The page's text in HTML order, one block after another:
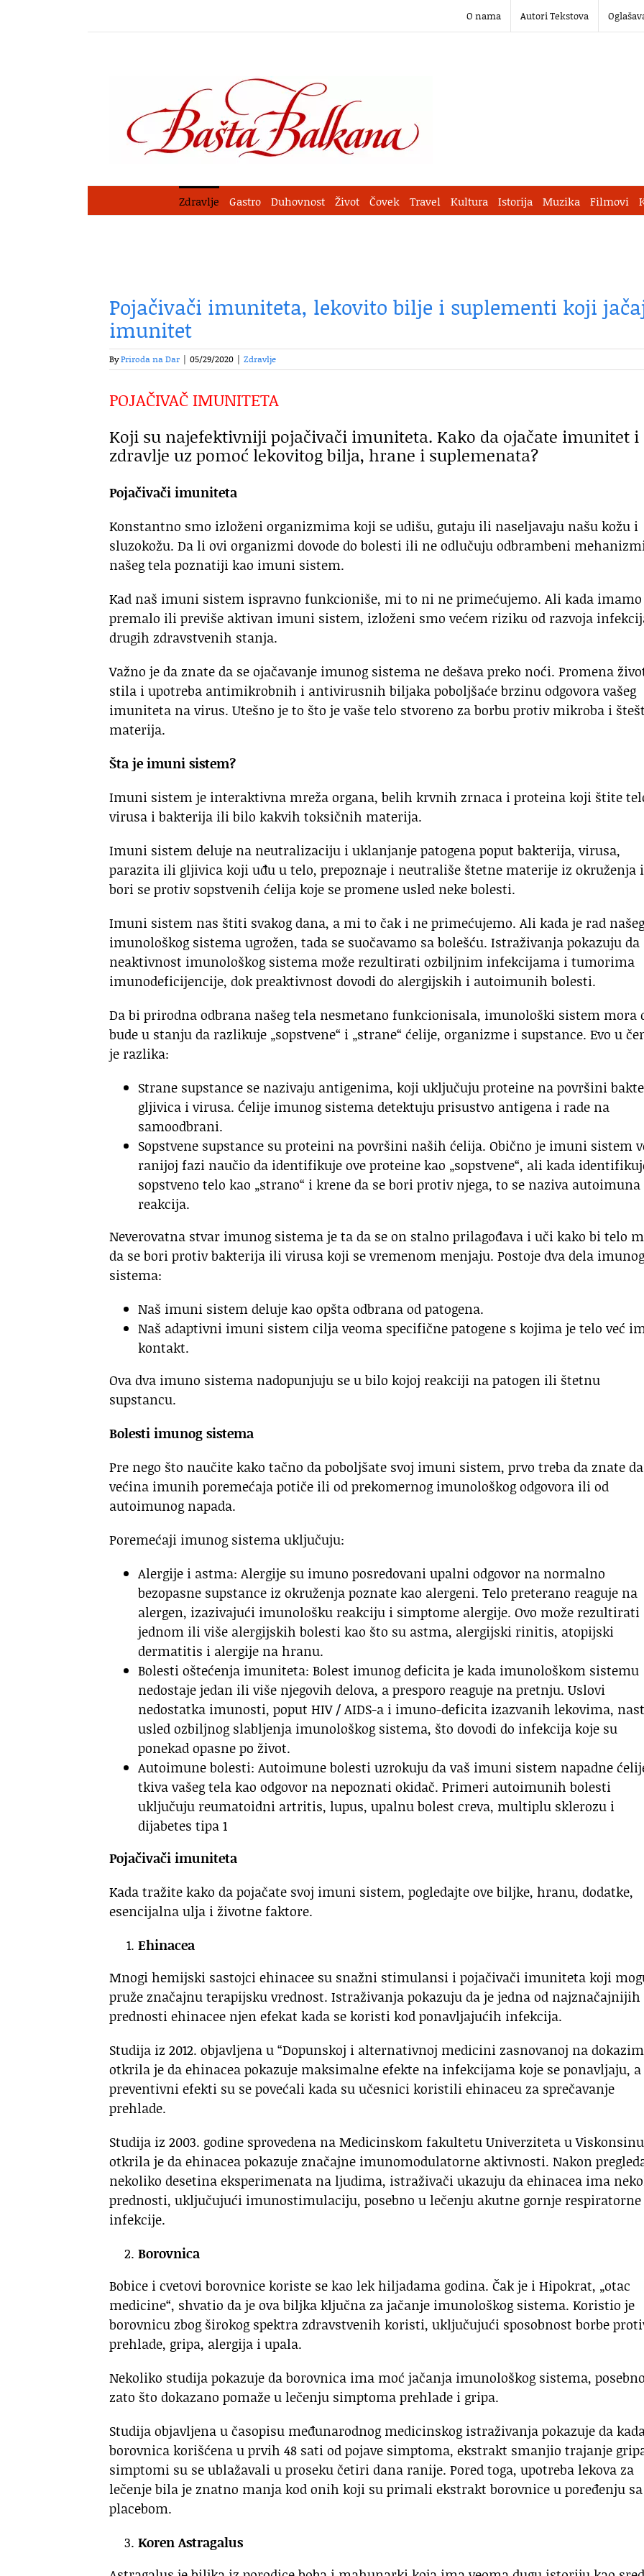
O nama Autori Tekstova
Zdravlje Gastro Duhovnost Život Čovek Travel Kultura Istorija Muzika Filmovi
Pojačivači imuniteta, lekovito bilje i suplementi koji
imunitet
ByPriroda na Dar | 05/29/2020 | Zdravlje
POJAČIVAČ IMUNITETA
Koji su najefektivniji pojačivači imuniteta. Kako da ojačate imunitet i
zdravlje uz pomoć lekovitog bilja, hrane i suplemenata?
Pojačivači imuniteta
Konstantno smo izloženi organizmima koji se udišu, gutaju ili naseljavaju našu kožu i
sluzokožu. Da li ovi organizmi dovode do bolesti ili ne odlučuju odbrambeni
našeg tela poznatiji kao imuni sistem.
Kad naš imuni sistem ispravno funkcioniše, mi to ni ne primećujemo. Ali kada imamo
premalo ili previše aktivan imuni sistem, izloženi smo većem riziku od razvoja
drugih zdravstvenih stanja.
Važno je da znate da se ojačavanje imunog sistema ne dešava preko noći. Promena
stila i upotreba antimikrobnih i antivirusnih biljaka poboljšaće brzinu odgovora vašeg
imuniteta na virus. Utešno je to što je vaše telo stvoreno za borbu protiv mikroba i
materija.
Šta je imuni sistem?
Imuni sistem je interaktivna mreža organa, belih krvnih zrnaca i proteina koji štite
virusa i bakterija ili bilo kakvih toksičnih materija.
Imuni sistem deluje na neutralizaciju i uklanjanje patogena poput bakterija, virusa,
parazita ili gljivica koji uđu u telo, prepoznaje i neutrališe štetne materije iz okruženja i
bori se protiv sopstvenih ćelija koje se promene usled neke bolesti.
Imuni sistem nas štiti svakog dana, a mi to čak i ne primećujemo. Ali kada je rad našeg
imunološkog sistema ugrožen, tada se suočavamo sa bolešću. Istraživanja pokazuju da
neaktivnost imunološkog sistema može rezultirati ozbiljnim infekcijama i tumorima
imunodeficijencije, dok preaktivnost dovodi do alergijskih i autoimunih bolesti.
Da bi prirodna odbrana našeg tela nesmetano funkcionisala, imunološki sistem mora
bude u stanju da razlikuje „sopstvene“ i „strane“ ćelije, organizme i supstance. Evo u
je razlika:
Strane supstance se nazivaju antigenima, koji uključuju proteine na površini
gljivica i virusa. Ćelije imunog sistema detektuju prisustvo antigena i rade na
samoodbrani.
Sopstvene supstance su proteini na površini naših ćelija. Obično je imuni sistem
ranijoj fazi naučio da identifikuje ove proteine kao „sopstvene“, ali kada
sopstveno telo kao „strano“ i krene da se bori protiv njega, to se naziva autoimuna
reakcija.
Neverovatna stvar imunog sistema je ta da se on stalno prilagođava i uči kako bi telo
da se bori protiv bakterija ili virusa koji se vremenom menjaju. Postoje dva dela imunog
sistema:
Naš imuni sistem deluje kao opšta odbrana od patogena.
Naš adaptivni imuni sistem cilja veoma specifične patogene s kojima je telo već
kontakt.
Ova dva imuno sistema nadopunjuju se u bilo kojoj reakciji na patogen ili štetnu
supstancu.
Bolesti imunog sistema
Pre nego što naučite kako tačno da poboljšate svoj imuni sistem, prvo treba da znate da
većina imunih poremećaja potiče ili od prekomernog imunološkog odgovora ili od
autoimunog napada.
Poremećaji imunog sistema uključuju:
Alergije i astma: Alergije su imuno posredovani upalni odgovor na normalno
bezopasne supstance iz okruženja poznate kao alergeni. Telo preterano reaguje na
alergen, izazivajući imunološku reakciju i simptome alergije. Ovo može rezultirati
jednom ili više alergijskih bolesti kao što su astma, alergijski rinitis, atopijski
dermatitis i alergije na hranu.
Bolesti oštećenja imuniteta: Bolest imunog deficita je kada imunološkom sistemu
nedostaje jedan ili više njegovih delova, a presporo reaguje na pretnju. Uslovi
nedostatka imunosti, poput HIV / AIDS-a i imuno-deficita izazvanih lekovima,
usled ozbiljnog slabljenja imunološkog sistema, što dovodi do infekcija koje su
ponekad opasne po život.
Autoimune bolesti: Autoimune bolesti uzrokuju da vaš imuni sistem napadne
tkiva vašeg tela kao odgovor na nepoznati okidač. Primeri autoimunih bolesti
uključuju reumatoidni artritis, lupus, upalnu bolest creva, multiplu sklerozu i
dijabetes tipa 1
Pojačivači imuniteta
Kada tražite kako da pojačate svoj imuni sistem, pogledajte ove biljke, hranu, dodatke,
esencijalna ulja i životne faktore.
Ehinacea
Mnogi hemijski sastojci ehinacee su snažni stimulansi i pojačivači imuniteta koji
pruže značajnu terapijsku vrednost. Istraživanja pokazuju da je jedna od najznačajnijih
prednosti ehinacee njen efekat kada se koristi kod ponavljajućih infekcija.
Studija iz 2012. objavljena u “Dopunskoj i alternativnoj medicini zasnovanoj na
otkrila je da ehinacea pokazuje maksimalne efekte na infekcijama koje se ponavljaju, a
preventivni efekti su se povećali kada su učesnici koristili ehinaceu za sprečavanje
prehlade.
Studija iz 2003. godine sprovedena na Medicinskom fakultetu Univerziteta u Viskonsinu
otkrila je da ehinacea pokazuje značajne imunomodulatorne aktivnosti. Nakon
nekoliko desetina eksperimenata na ljudima, istraživači ukazuju da ehinacea ima
prednosti, uključujući imunostimulaciju, posebno u lečenju akutne gornje respiratorne
infekcije.
Borovnica
Bobice i cvetovi borovnice koriste se kao lek hiljadama godina. Čak je i Hipokrat, „otac
medicine“, shvatio da je ova biljka ključna za jačanje imunološkog sistema. Koristio je
borovnicu zbog širokog spektra zdravstvenih koristi, uključujući sposobnost borbe
prehlade, gripa, alergija i upala.
Nekoliko studija pokazuje da borovnica ima moć jačanja imunološkog sistema,
zato što dokazano pomaže u lečenju simptoma prehlade i gripa.
Studija objavljena u časopisu međunarodnog medicinskog istraživanja pokazuje da
borovnica korišćena u prvih 48 sati od pojave simptoma, ekstrakt smanjio trajanje
simptomi su se ublažavali u proseku četiri dana ranije. Pored toga, upotreba lekova za
lečenje bila je znatno manja kod onih koji su primali ekstrakt borovnice u poređenju sa
placebom.
Koren Astragalus